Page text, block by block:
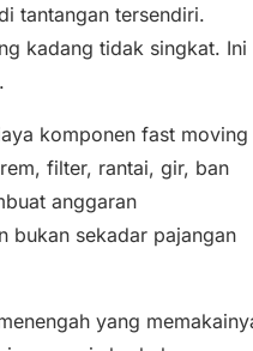
tantangan tersendiri.
kadang tidak singkat. Ini
komponen fast moving
filter, rantai, gir, ban
anggaran
bukan sekadar pajangan
yang